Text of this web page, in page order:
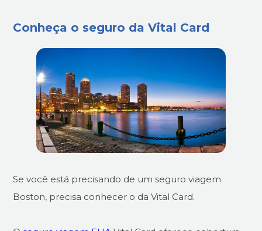
Conheça o seguro da Vital Card
Se você está precisando de um seguro viagem
Boston, precisa conhecer o da Vital Card.